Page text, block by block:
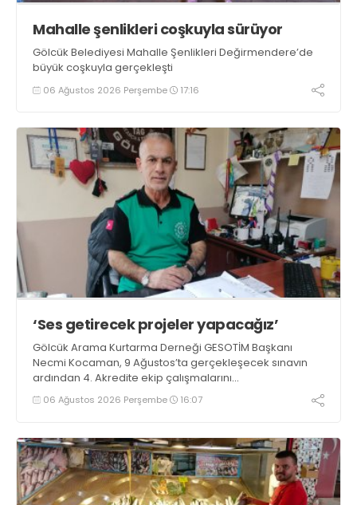
Mahalle şenlikleri coşkuyla sürüyor
Gölcük Belediyesi Mahalle Şenlikleri Değirmendere’de
büyük coşkuyla gerçekleşti
06 Ağustos 2026 Perşembe 17:16
‘Ses getirecek projeler yapacağız’
Gölcük Arama Kurtarma Derneği GESOTİM Başkanı
Necmi Kocaman, 9 Ağustos’ta gerçekleşecek sınavın
ardından 4. Akredite ekip çalışmalarını
tamamlayacaklarını ifade ederek açıklamalarda
bulundu. Kocaman, “Gölcük’te ve Kocaeli genelinde ses
06 Ağustos 2026 Perşembe 16:07